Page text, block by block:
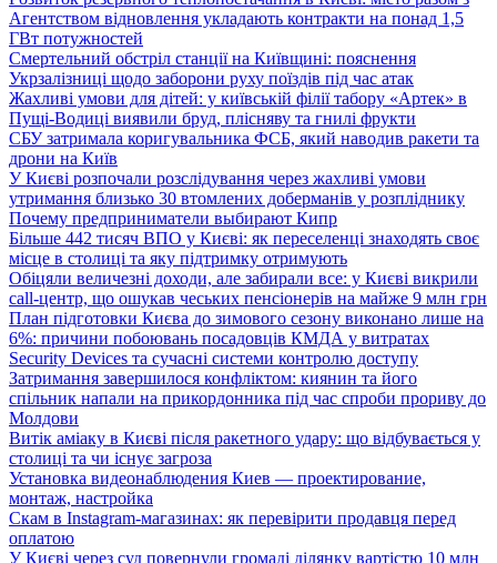
Агентством відновлення укладають контракти на понад 1,5
ГВт потужностей
Смертельний обстріл станції на Київщині: пояснення
Укрзалізниці щодо заборони руху поїздів під час атак
Жахливі умови для дітей: у київській філії табору «Артек» в
Пущі-Водиці виявили бруд, плісняву та гнилі фрукти
СБУ затримала коригувальника ФСБ, який наводив ракети та
дрони на Київ
У Києві розпочали розслідування через жахливі умови
утримання близько 30 втомлених доберманів у розпліднику
Почему предприниматели выбирают Кипр
Більше 442 тисяч ВПО у Києві: як переселенці знаходять своє
місце в столиці та яку підтримку отримують
Обіцяли величезні доходи, але забирали все: у Києві викрили
call-центр, що ошукав чеських пенсіонерів на майже 9 млн грн
План підготовки Києва до зимового сезону виконано лише на
6%: причини побоювань посадовців КМДА у витратах
Security Devices та сучасні системи контролю доступу
Затримання завершилося конфліктом: киянин та його
спільник напали на прикордонника під час спроби прориву до
Молдови
Витік аміаку в Києві після ракетного удару: що відбувається у
столиці та чи існує загроза
Установка видеонаблюдения Киев — проектирование,
монтаж, настройка
Скам в Instagram-магазинах: як перевірити продавця перед
оплатою
У Києві через суд повернули громаді ділянку вартістю 10 млн